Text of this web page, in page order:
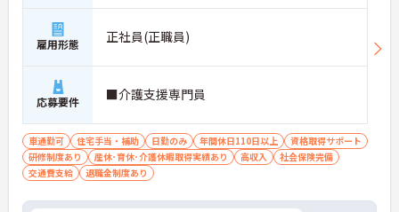
雇用形態 正社員(正職員)
応募要件 ■介護支援専門員
車通勤可 住宅手当・補助 日勤のみ 年間休日110日以上
資格取得サポート
研修制度あり
産休･育休･介護休暇取得実績あり 高収入
社会保険完備
交通費支給
退職金制度あり